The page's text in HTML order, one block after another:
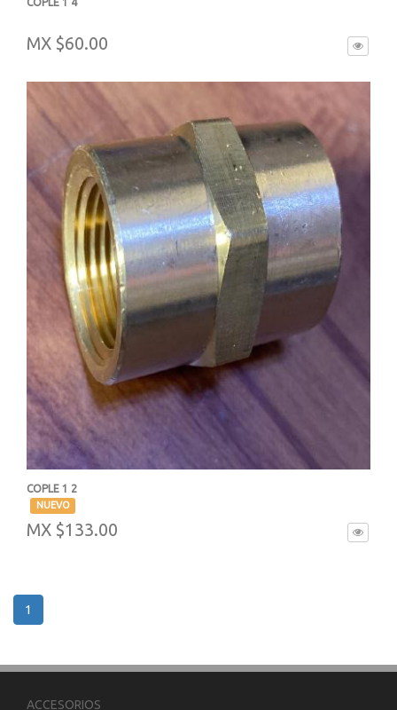
MX $60.00
COPLE 1 2
NUEVO
MX $133.00
1
ACCESORIOS